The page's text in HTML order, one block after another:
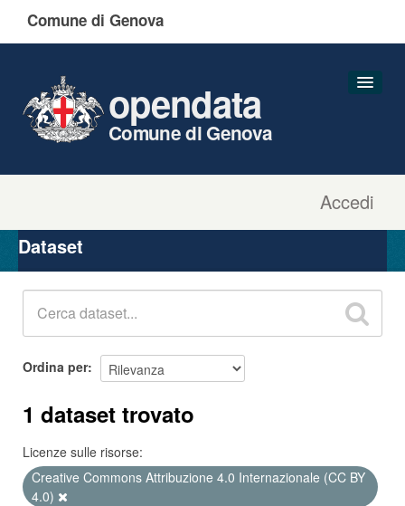
Comune di Genova
Accedi
opendata
Comune di Genova
Organizzazioni
Gruppi
Dataset
Ordina per
1 dataset trovato
Licenze sulle risorse:
Creative Commons Attribuzione 4.0 Internazionale (CC BY
4.0)